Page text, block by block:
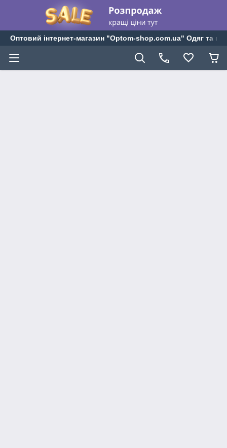
Оптовий інтернет-магазин "Optom-shop.com.ua" Одяг та